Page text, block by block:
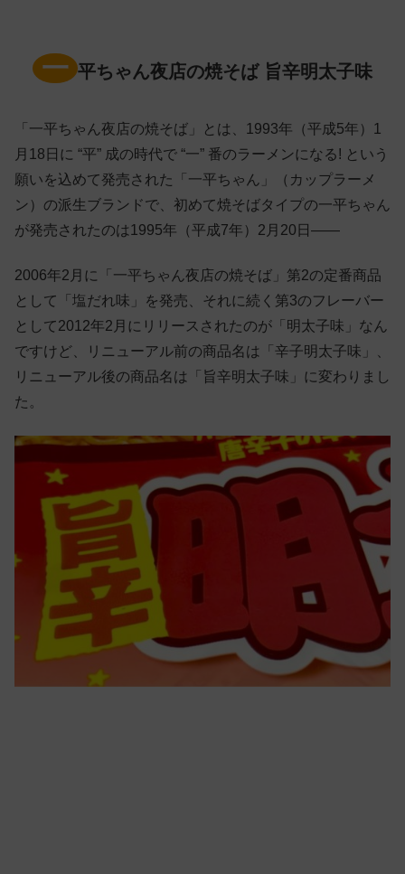
一 平ちゃん夜店の焼そば 旨辛明太子味
「一平ちゃん夜店の焼そば」とは、1993年（平成5年）1
月18日に “平” 成の時代で “一” 番のラーメンになる! という
願いを込めて発売された「一平ちゃん」（カップラーメ
ン）の派生ブランドで、初めて焼そばタイプの一平ちゃん
が発売されたのは1995年（平成7年）2月20日——
2006年2月に「一平ちゃん夜店の焼そば」第2の定番商品
として「塩だれ味」を発売、それに続く第3のフレーバー
として2012年2月にリリースされたのが「明太子味」なん
ですけど、リニューアル前の商品名は「辛子明太子味」、
リニューアル後の商品名は「旨辛明太子味」に変わりまし
た。